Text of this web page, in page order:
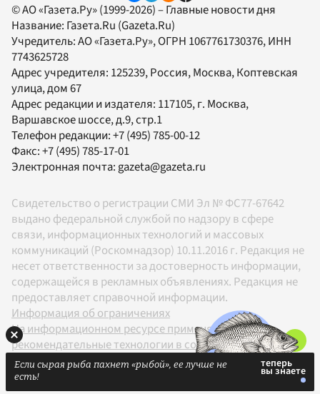
© АО «Газета.Ру» (1999-2026) – Главные новости дня
Название: Газета.Ru (Gazeta.Ru)
Учредитель:АО «Газета.Ру», ОГРН 1067761730376, ИНН
7743625728
Адрес учредителя: 125239, Россия, Москва, Коптевская
улица, дом 67
Адрес редакции и издателя: 117105, г. Москва,
Варшавское шоссе, д.9, стр.1
Телефон редакции:+7 (495) 785-00-12
Факс:+7 (495) 785-17-01
Электронная почта:gazeta@gazeta.ru
Свидетельство о регистрации СМИ Эл № ФС77-67642
выдано федеральной службой по надзору в сфере
связи, информационных технологий и массовых
коммуникаций (Роскомнадзор) 10.11.2016 г. Редакция не
несет ответственности за достоверность информации,
содержащейся в рекламных объявлениях. Редакция не
предоставляет справочной информации.
Информация об ограничениях
На информационном ресурсе применяются
рекомендательные технологии в соответствии с
Правилами
Если сырая рыба пахнет «рыбой», ее лучше не
есть!